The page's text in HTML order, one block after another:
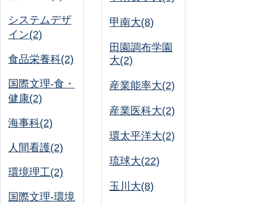
システムデザ
イン(2)
食品栄養科(2)
国際文理-食・
健康(2)
海事科(2)
人間看護(2)
環境理工(2)
国際文理-環境
甲南大(8)
田園調布学園
大(2)
産業能率大(2)
産業医科大(2)
環太平洋大(2)
琉球大(22)
玉川大(8)